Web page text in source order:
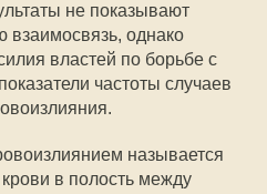
не показывают
взаимосвязь, однако
властей по борьбе с
частоты случаев
называется
в полость между